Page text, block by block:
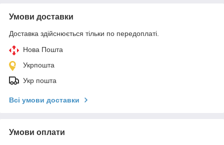
Умови доставки
Доставка здійснюється тільки по передоплаті.
Нова Пошта
Укрпошта
Укр пошта
Всі умови доставки
Умови оплати